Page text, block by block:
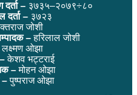
– ३७३५–२०७९÷८०
दर्ता – ३७२३
जोशी
–हरिलाल जोशी
लक्ष्मण ओझा
केशव भट्टराई
–मोहन ओझा
–पुष्पराज ओझा